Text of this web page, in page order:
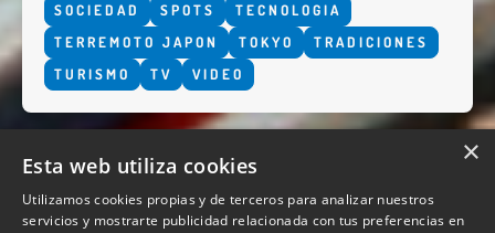
SOCIEDAD
SPOTS
TECNOLOGIA
TERREMOTO JAPON
TOKYO
TRADICIONES
TURISMO
TV VIDEO
×
Esta web utiliza cookies
Utilizamos cookies propias y de terceros para analizar nuestros
servicios y mostrarte publicidad relacionada con tus preferencias en